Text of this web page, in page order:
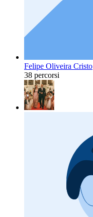
Felipe Oliveira Cristo
38 percorsi